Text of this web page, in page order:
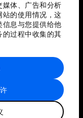
媒体、广告和分析
站的使用情况，这
信息与您提供给他
的过程中收集的其